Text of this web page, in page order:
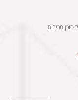
מכירות